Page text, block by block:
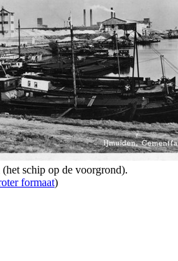
schip op de voorgrond).
formaat)